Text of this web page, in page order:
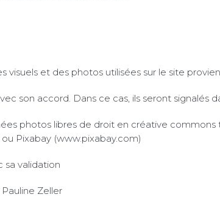
visuels et des photos utilisées sur le site
son accord. Dans ce cas, ils seront signalés
photos libres de droit en créative commons
Pixabay (www.pixabay.com)
sa validation
Zeller